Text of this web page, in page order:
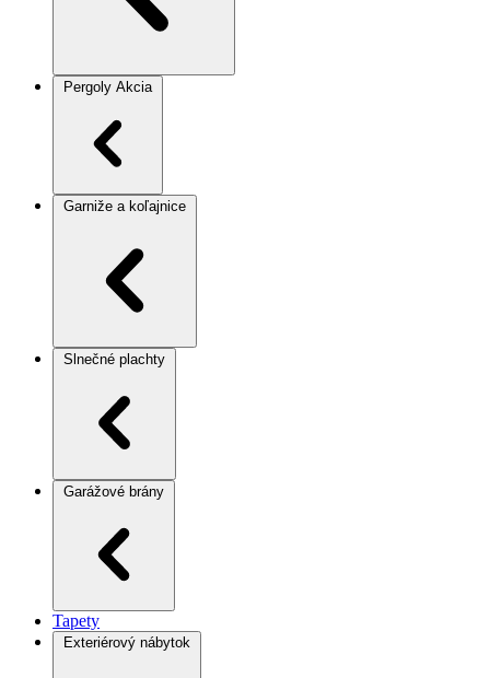
Pergoly Akcia
Garniže a koľajnice
Slnečné plachty
Garážové brány
Tapety
Exteriérový nábytok